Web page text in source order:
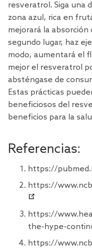
resveratrol. Siga una
zona azul, rica en
mejorará la
segundo lugar, haz
modo, aumentará el
mejor el resveratrol
absténgase de
Estas prácticas
beneficiosos del
beneficios para la
Referencias:
https://
https://
https://
the-hype-
https://